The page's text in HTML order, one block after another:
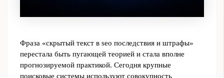
Фраза «скрытый текст в seo последствия и штрафы»
перестала быть пугающей теорией и стала вполне
прогнозируемой практикой. Сегодня крупные
поисковые системы используют совокупность